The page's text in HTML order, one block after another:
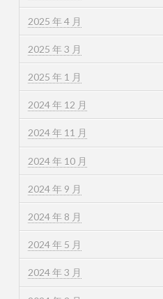
2025 年 4 月
2025 年 3 月
2025 年 1 月
2024 年 12 月
2024 年 11 月
2024 年 10 月
2024 年 9 月
2024 年 8 月
2024 年 5 月
2024 年 3 月